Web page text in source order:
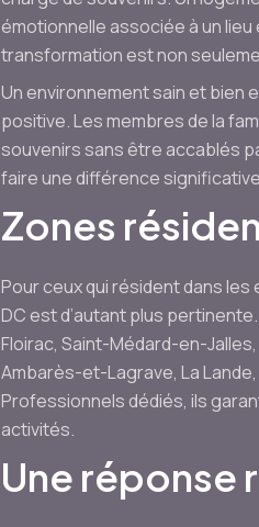
émotionnelle associée à un
transformation est non
Un environnement sain et bien
positive. Les membres de la
souvenirs sans être accablés
faire une différence
Zones
Pour ceux qui résident dans les
DC est d’autant plus
Floirac, Saint-Médard-en-
Ambarès-et-Lagrave, La
Professionnels dédiés, ils
activités.
Une réponse